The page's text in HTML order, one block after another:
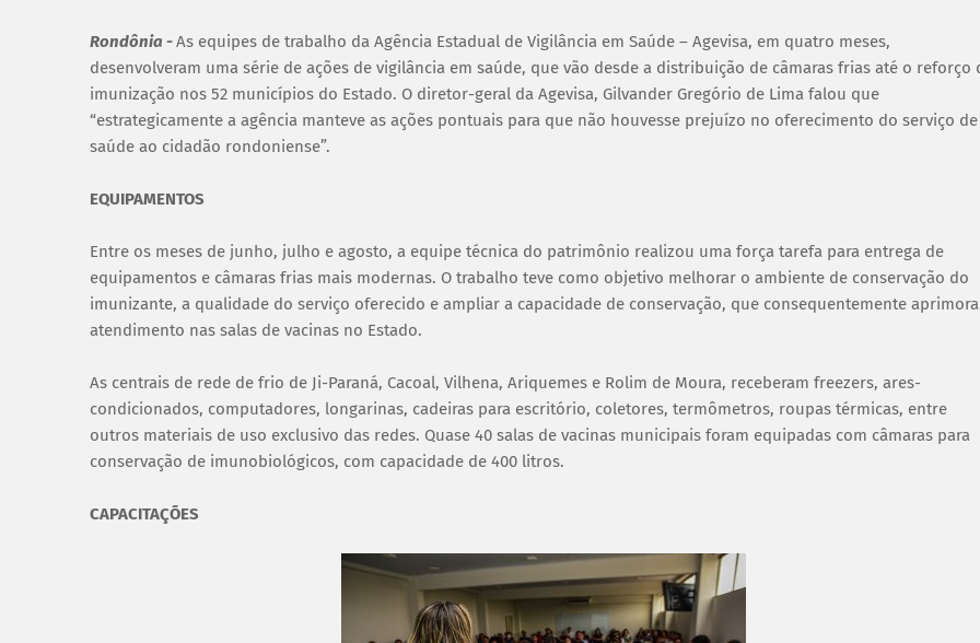
Rondônia -As equipes de trabalho da Agência Estadual de Vigilância em Saúde – Agevisa, em quatro meses,
desenvolveram uma série de ações de vigilância em saúde, que vão desde a distribuição de câmaras frias até o reforço
imunização nos 52 municípios do Estado. O diretor-geral da Agevisa, Gilvander Gregório de Lima falou que
“estrategicamente a agência manteve as ações pontuais para que não houvesse prejuízo no oferecimento do serviço de
saúde ao cidadão rondoniense”.
EQUIPAMENTOS
Entre os meses de junho, julho e agosto, a equipe técnica do patrimônio realizou uma força tarefa para entrega de
equipamentos e câmaras frias mais modernas. O trabalho teve como objetivo melhorar o ambiente de conservação do
imunizante, a qualidade do serviço oferecido e ampliar a capacidade de conservação, que consequentemente
atendimento nas salas de vacinas no Estado.
As centrais de rede de frio de Ji-Paraná, Cacoal, Vilhena, Ariquemes e Rolim de Moura, receberam freezers, ares-
condicionados, computadores, longarinas, cadeiras para escritório, coletores, termômetros, roupas térmicas, entre
outros materiais de uso exclusivo das redes. Quase 40 salas de vacinas municipais foram equipadas com câmaras para
conservação de imunobiológicos, com capacidade de 400 litros.
CAPACITAÇÕES